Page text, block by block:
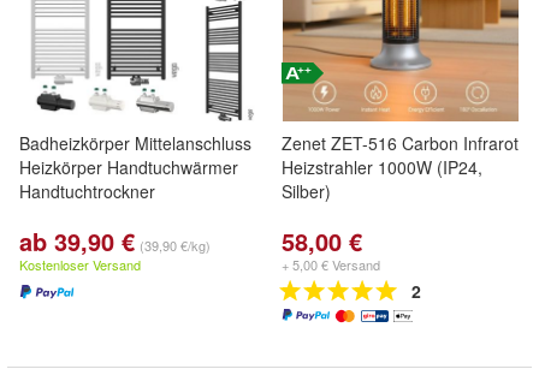
Badheizkörper Mittelanschluss
Heizkörper Handtuchwärmer
Handtuchtrockner
ab 39,90 € (39,90 €/kg)
Kostenloser Versand
Zenet ZET-516 Carbon Infrarot
Heizstrahler 1000W (IP24,
Silber)
58,00 €
+ 5,00 € Versand
2